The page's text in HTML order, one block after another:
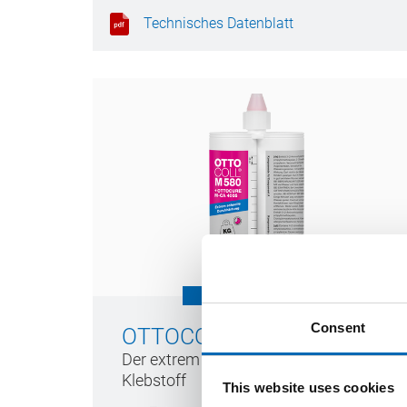
Consent
This website uses cookies
Technisches Datenblatt
OTTOCOLL M 580
Der extrem schnelle 2K-Hybrid-
Klebstoff